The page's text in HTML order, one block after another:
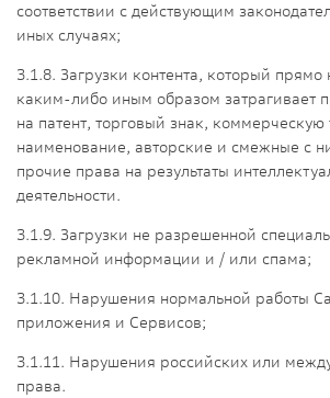
соответствии с действующим
иных случаях;
3.1.8. Загрузки контента, который прямо
каким-либо иным образом затрагивает
на патент, торговый знак,
наименование, авторские и смежные с
прочие права на результаты
деятельности.
3.1.9. Загрузки не разрешенной
рекламной информации и / или спама;
3.1.10. Нарушения нормальной работы
приложения и Сервисов;
3.1.11. Нарушения российских или
права.